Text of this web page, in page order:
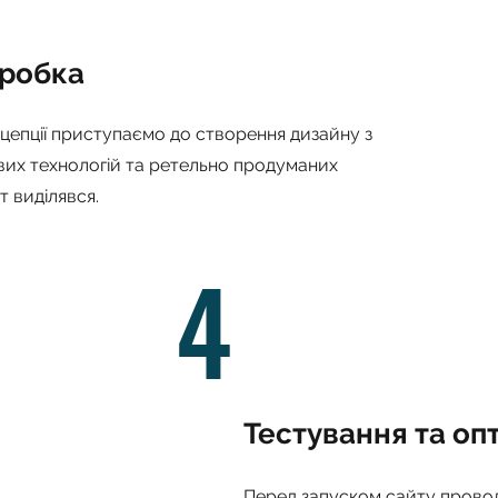
приступаємо до створення дизайну з
технологій та ретельно продуманих
4
Тестування та